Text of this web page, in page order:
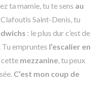
ta mamie, tu te sens au
Clafoutis Saint-Denis, tu
: le plus dur c’est de
empruntes l’escalier en
cette mezzanine , tu peux
C’est mon coup de